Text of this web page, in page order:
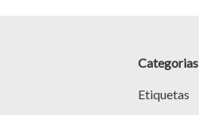
Categorias
Etiquetas